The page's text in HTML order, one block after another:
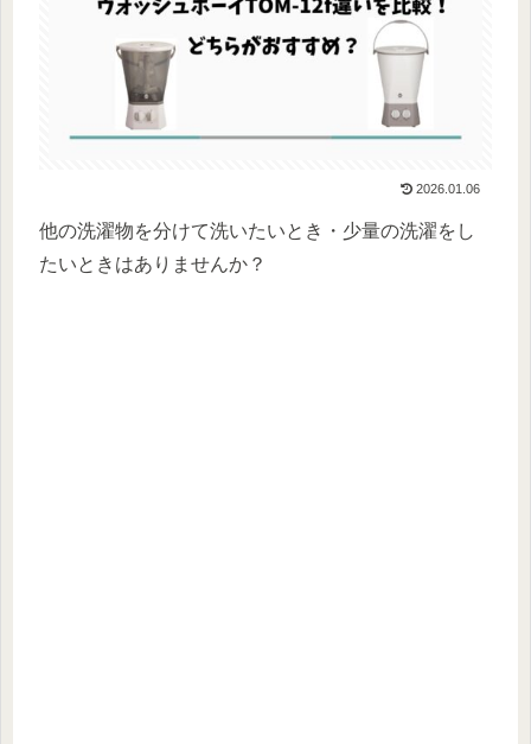
2026.01.06
他の洗濯物を分けて洗いたいとき・少量の洗濯をし
たいときはありませんか？